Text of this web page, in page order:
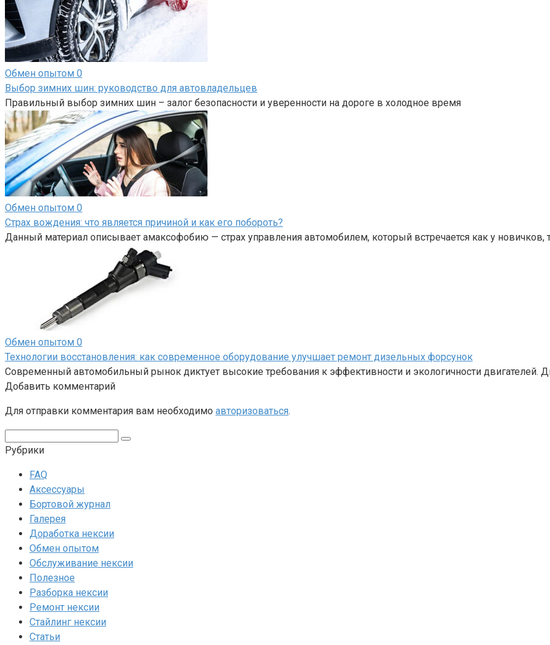
Обмен опытом 0
Выбор зимних шин: руководство для автовладельцев
Правильный выбор зимних шин – залог безопасности и уверенности на дороге в холодное время
Обмен опытом 0
Страх вождения: что является причиной и как его побороть?
Данный материал описывает амаксофобию — страх управления автомобилем, который встречается как у новичков,
Обмен опытом 0
Технологии восстановления: как современное оборудование улучшает ремонт дизельных форсунок
Современный автомобильный рынок диктует высокие требования к эффективности и экологичности двигателей.
Добавить комментарий
Для отправки комментария вам необходимо авторизоваться.
Рубрики
FAQ
Аксессуары
Бортовой журнал
Галерея
Доработка нексии
Обмен опытом
Обслуживание нексии
Полезное
Разборка нексии
Ремонт нексии
Стайлинг нексии
Статьи